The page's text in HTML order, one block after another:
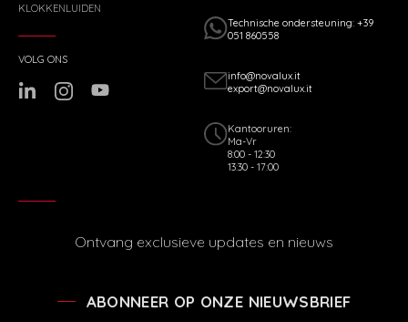
KLOKKENLUIDEN
Technische ondersteuning: +39
051 860558
info@novalux.it
export@novalux.it
Kantooruren:
Ma-Vr
8:00 - 12:30
13:30 - 17:00
VOLG ONS
Ontvang exclusieve updates en nieuws
ABONNEER OP ONZE NIEUWSBRIEF